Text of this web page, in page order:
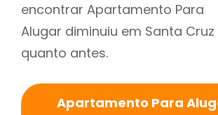
encontrar Apartamento Para
Alugar diminuiu em Santa Cruz
quanto antes.
Apartamento Para